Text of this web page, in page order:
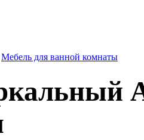
Мебель для ванной комнаты